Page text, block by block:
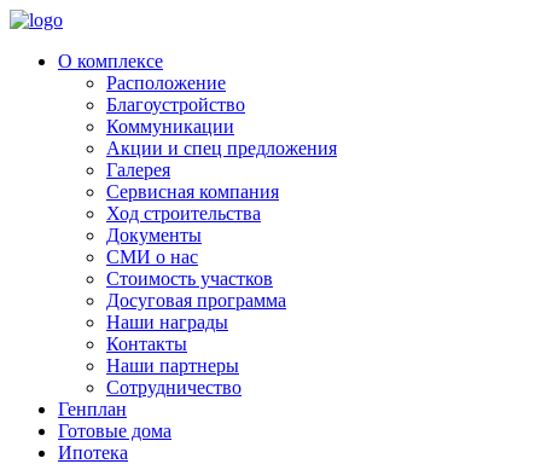
О комплексе
Расположение
Благоустройство
Коммуникации
Акции и спец предложения
Галерея
Сервисная компания
Ход строительства
Документы
СМИ о нас
Стоимость участков
Досуговая программа
Наши награды
Контакты
Наши партнеры
Сотрудничество
Генплан
Готовые дома
Ипотека